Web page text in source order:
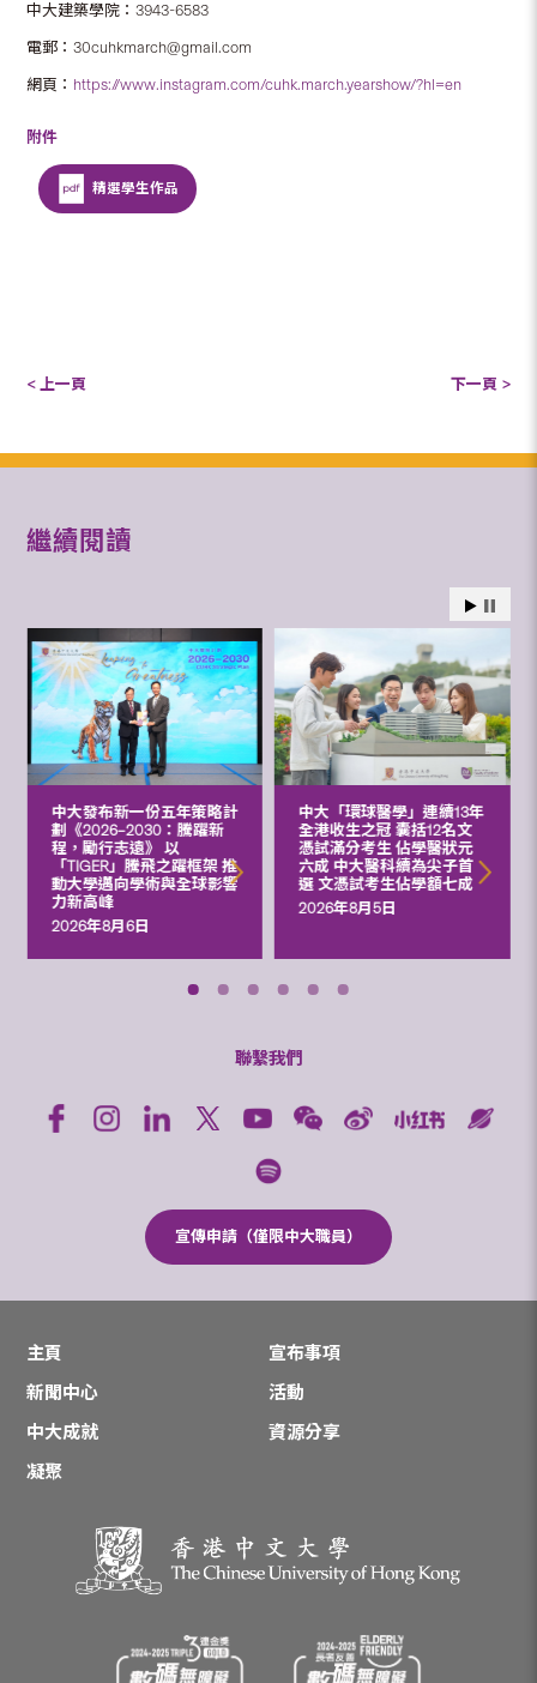
中大建築學院：3943-6583
電郵：30cuhkmarch@gmail.com
網頁： https://www.instagram.com/cuhk.march.yearshow/?hl=en
附件
精選學生作品
< 上一頁 下一頁 >
繼續閱讀
中大發布新一份五年策略計
劃《2026‒2030：騰躍新
程，勵行志遠》 以
「TIGER」騰飛之躍框架 推
動大學邁向學術與全球影響
力新高峰
2026年8月6日
中大「環球醫學」連續13年
全港收生之冠 囊括12名文
憑試滿分考生 佔學醫狀元
六成 中大醫科續為尖子首
選 文憑試考生佔學額七成
2026年8月5日
聯繫我們
宣傳申請（僅限中大職員）
主頁
宣布事項
新聞中心
活動
中大成就
資源分享
凝聚